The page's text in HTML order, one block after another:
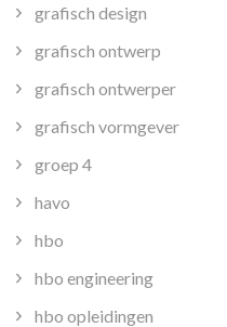
grafisch design
grafisch ontwerp
grafisch ontwerper
grafisch vormgever
groep 4
havo
hbo
hbo engineering
hbo opleidingen